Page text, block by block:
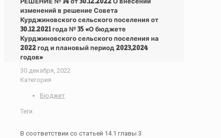
изменений в решение Совета
Курджиновского сельского поселения от
30.12.2021 года № 35 «О бюджете
Курджиновского сельского поселения на
2022 год и плановый период 2023,2024
годов»
30 декабря, 2022
Категория
Бюджет
Теги
В соответствии со статьей 14.1 главы 3